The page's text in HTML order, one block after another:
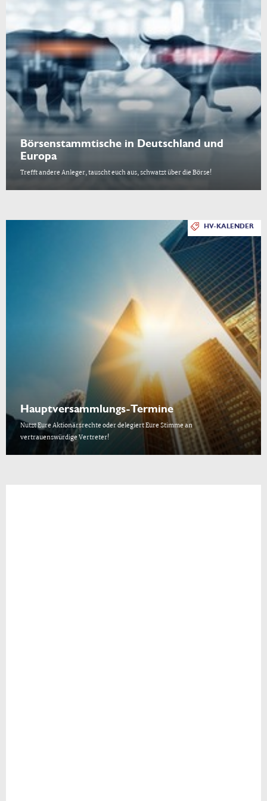
Börsenstammtische in Deutschland und
Europa
Trefft andere Anleger, tauscht euch aus, schwatzt über die Börse!
HV-KALENDER
Hauptversammlungs-Termine
Nutzt Eure Aktionärsrechte oder delegiert Eure Stimme an
vertrauenswürdige Vertreter!